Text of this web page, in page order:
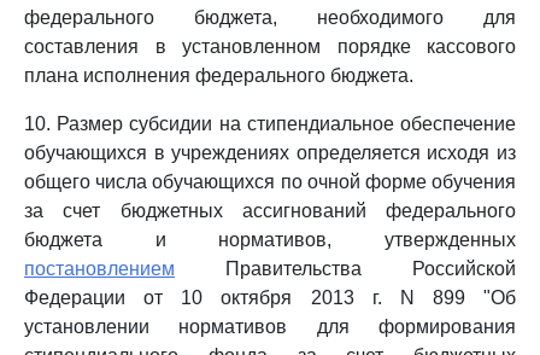
федерального бюджета, необходимого для
составления в установленном порядке кассового
плана исполнения федерального бюджета.
10. Размер субсидии на стипендиальное обеспечение
обучающихся в учреждениях определяется исходя из
общего числа обучающихся по очной форме обучения
за счет бюджетных ассигнований федерального
бюджета и нормативов, утвержденных
постановлением Правительства Российской
Федерации от 10 октября 2013 г. N 899 "Об
установлении нормативов для формирования